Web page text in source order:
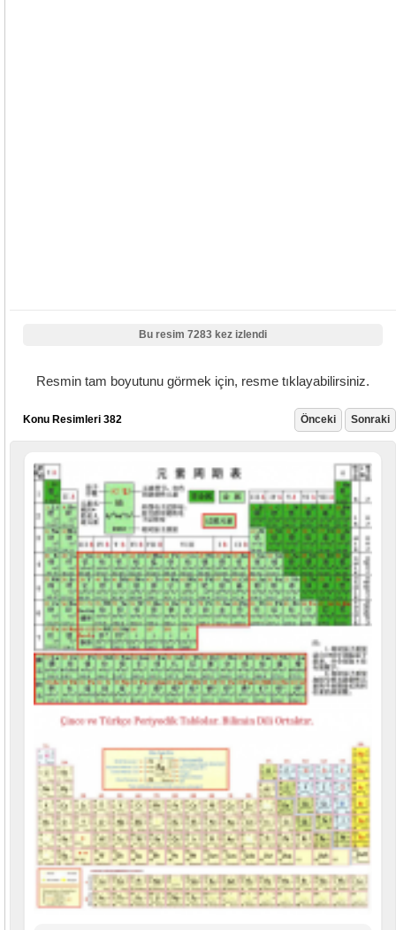
Bu resim 7283 kez izlendi
Resmin tam boyutunu görmek için, resme tıklayabilirsiniz.
Konu Resimleri 382 Önceki Sonraki